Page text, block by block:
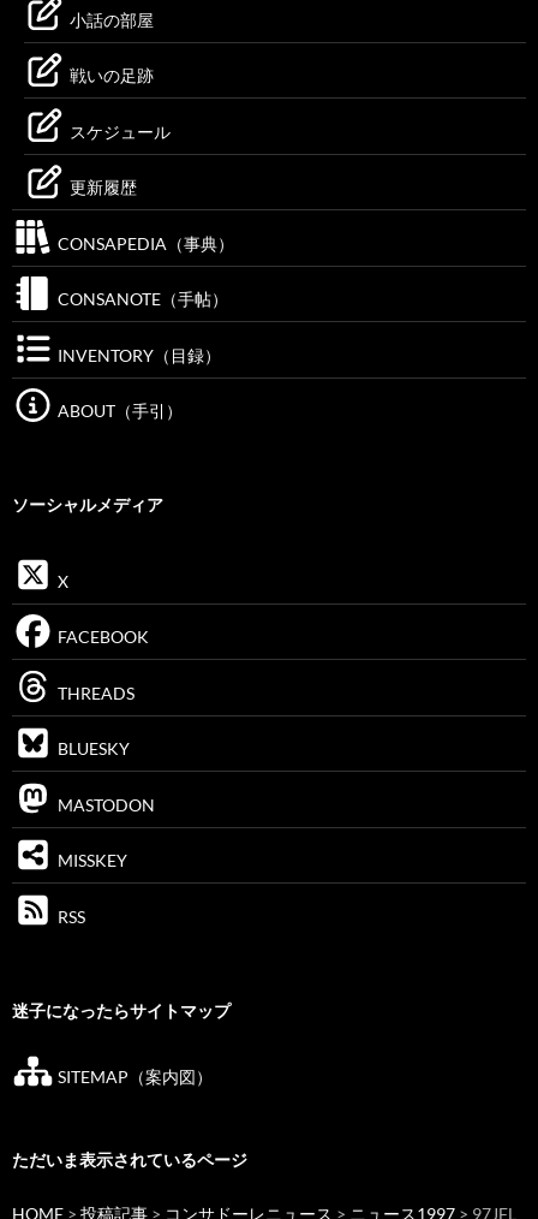
小話の部屋
戦いの足跡
スケジュール
更新履歴
CONSAPEDIA（事典）
CONSANOTE（手帖）
INVENTORY（目録）
ABOUT（手引）
ソーシャルメディア
X
FACEBOOK
THREADS
BLUESKY
MASTODON
MISSKEY
RSS
迷子になったらサイトマップ
SITEMAP（案内図）
ただいま表示されているページ
HOME > 投稿記事 > コンサドーレニュース > ニュース1997 > 97JFL